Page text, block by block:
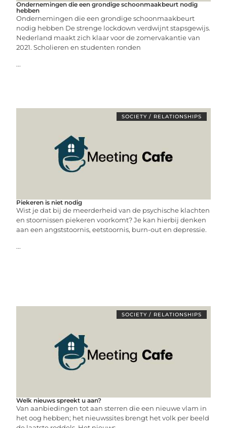
Ondernemingen die een grondige schoonmaakbeurt nodig
hebben
Ondernemingen die een grondige schoonmaakbeurt
nodig hebben De strenge lockdown verdwijnt stapsgewijs.
Nederland maakt zich klaar voor de zomervakantie van
2021. Scholieren en studenten ronden
...
SOCIETY / RELATIONSHIPS
Piekeren is niet nodig
Wist je dat bij de meerderheid van de psychische klachten
en stoornissen piekeren voorkomt? Je kan hierbij denken
aan een angststoornis, eetstoornis, burn-out en depressie.
...
SOCIETY / RELATIONSHIPS
Welk nieuws spreekt u aan?
Van aanbiedingen tot aan sterren die een nieuwe vlam in
het oog hebben; het nieuwssites brengt het volk per beeld